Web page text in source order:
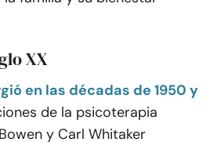
XX
en las décadas de 1950 y
de la psicoterapia
y Carl Whitaker